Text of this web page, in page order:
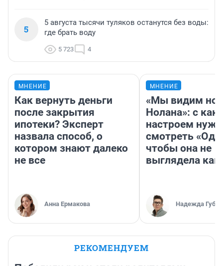
5
5 августа тысячи туляков останутся без воды:
где брать воду
5 723 4
МНЕНИЕ
Как вернуть деньги
после закрытия
ипотеки? Эксперт
назвала способ, о
котором знают далеко
не все
Анна Ермакова
МНЕНИЕ
«Мы видим
Нолана»: с
настроем
смотреть
чтобы она не
выглядела как
Надежда
РЕКОМЕНДУЕМ